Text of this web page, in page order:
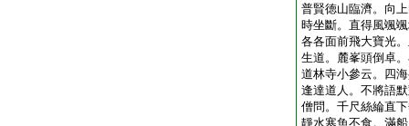
普賢徳山臨濟。向
時坐斷。直得風颯
各各面前飛大寶光
生道。麓峯頭倒卓
道林寺小參云。四
逢達道人。不將語
僧問。千尺絲綸直
靜水寒魚不食。滿